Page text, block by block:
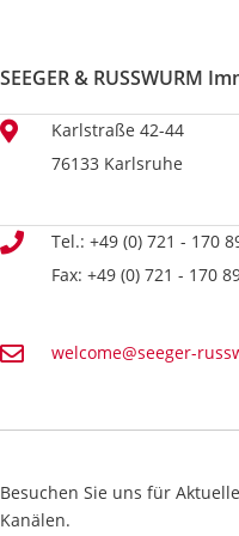
SEEGER & RUSSWURM
Karlstraße 42-44
76133 Karlsruhe
Tel.: +49 (0) 721 - 170
Fax: +49 (0) 721 - 170
welcome@seeger-
Besuchen Sie uns für
Kanälen.